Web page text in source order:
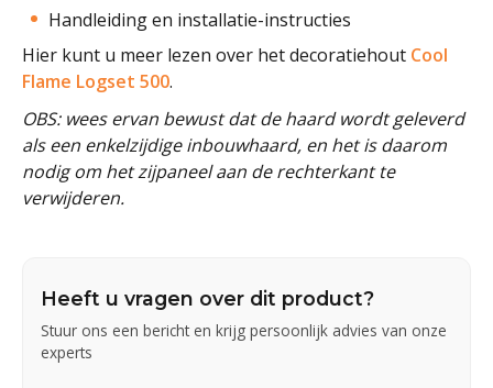
Handleiding en installatie-instructies
Hier kunt u meer lezen over het decoratiehout Cool
Flame Logset 500.
OBS: wees ervan bewust dat de haard wordt geleverd
als een enkelzijdige inbouwhaard, en het is daarom
nodig om het zijpaneel aan de rechterkant te
verwijderen.
Heeft u vragen over dit product?
Stuur ons een bericht en krijg persoonlijk advies van onze
experts